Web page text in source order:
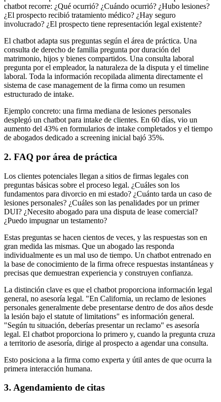
chatbot recorre: ¿Qué ocurrió? ¿Cuándo ocurrió? ¿Hubo lesiones?
¿El prospecto recibió tratamiento médico? ¿Hay seguro
involucrado? ¿El prospecto tiene representación legal existente?
El chatbot adapta sus preguntas según el área de práctica. Una
consulta de derecho de familia pregunta por duración del
matrimonio, hijos y bienes compartidos. Una consulta laboral
pregunta por el empleador, la naturaleza de la disputa y el timeline
laboral. Toda la información recopilada alimenta directamente el
sistema de case management de la firma como un resumen
estructurado de intake.
Ejemplo concreto: una firma mediana de lesiones personales
desplegó un chatbot para intake de clientes. En 60 días, vio un
aumento del 43% en formularios de intake completados y el tiempo
de abogados dedicado a screening inicial bajó 35%.
2. FAQ por área de práctica
Los clientes potenciales llegan a sitios de firmas legales con
preguntas básicas sobre el proceso legal. ¿Cuáles son los
fundamentos para divorcio en mi estado? ¿Cuánto tarda un caso de
lesiones personales? ¿Cuáles son las penalidades por un primer
DUI? ¿Necesito abogado para una disputa de lease comercial?
¿Puedo impugnar un testamento?
Estas preguntas se hacen cientos de veces, y las respuestas son en
gran medida las mismas. Que un abogado las responda
individualmente es un mal uso de tiempo. Un chatbot entrenado en
la base de conocimiento de la firma ofrece respuestas instantáneas y
precisas que demuestran experiencia y construyen confianza.
La distinción clave es que el chatbot proporciona información legal
general, no asesoría legal. "En California, un reclamo de lesiones
personales generalmente debe presentarse dentro de dos años desde
la lesión bajo el statute of limitations" es información general.
"Según tu situación, deberías presentar un reclamo" es asesoría
legal. El chatbot proporciona lo primero y, cuando la pregunta cruza
a territorio de asesoría, dirige al prospecto a agendar una consulta.
Esto posiciona a la firma como experta y útil antes de que ocurra la
primera interacción humana.
3. Agendamiento de citas